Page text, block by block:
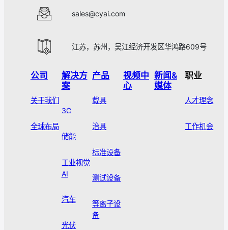
sales@cyai.com
江苏，苏州，吴江经济开发区华鸿路609号
公司
关于我们
全球布局
解决方
案
3C
储能
工业视觉
AI
汽车
光伏
产品
载具
治具
标准设备
测试设备
等离子设
备
视频中
心
新闻&
媒体
职业
人才理念
工作机会